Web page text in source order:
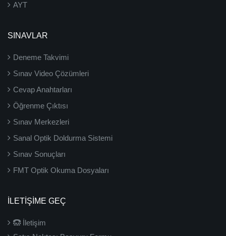
AYT
SINAVLAR
Deneme Takvimi
Sınav Video Çözümleri
Cevap Anahtarları
Öğrenme Çıktısı
Sınav Merkezleri
Sanal Optik Doldurma Sistemi
Sınav Sonuçları
FMT Optik Okuma Dosyaları
İLETIŞIME GEÇ
İletişim